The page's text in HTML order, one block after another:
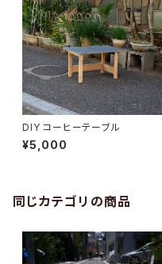
DIY コーヒーテーブル
¥5,000
同じカテゴリの商品